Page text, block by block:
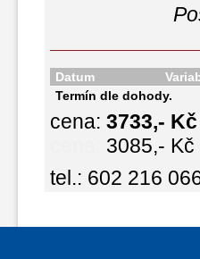
Datum
Termín dle dohody.
cena: 3733,-
3085,-
tel.: 602 216